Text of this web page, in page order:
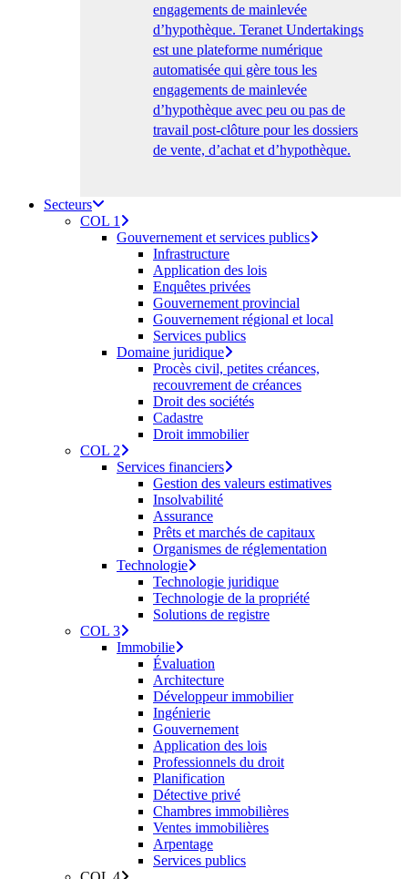
engagements de mainlevée
d’hypothèque. Teranet Undertakings
est une plateforme numérique
automatisée qui gère tous les
engagements de mainlevée
d’hypothèque avec peu ou pas de
travail post-clôture pour les dossiers
de vente, d’achat et d’hypothèque.
Secteurs
COL 1
Gouvernement et services publics
Infrastructure
Application des lois
Enquêtes privées
Gouvernement provincial
Gouvernement régional et local
Services publics
Domaine juridique
Procès civil, petites créances,
recouvrement de créances
Droit des sociétés
Cadastre
Droit immobilier
COL 2
Services financiers
Gestion des valeurs estimatives
Insolvabilité
Assurance
Prêts et marchés de capitaux
Organismes de réglementation
Technologie
Technologie juridique
Technologie de la propriété
Solutions de registre
COL 3
Immobilie
Évaluation
Architecture
Développeur immobilier
Ingénierie
Gouvernement
Application des lois
Professionnels du droit
Planification
Détective privé
Chambres immobilières
Ventes immobilières
Arpentage
Services publics